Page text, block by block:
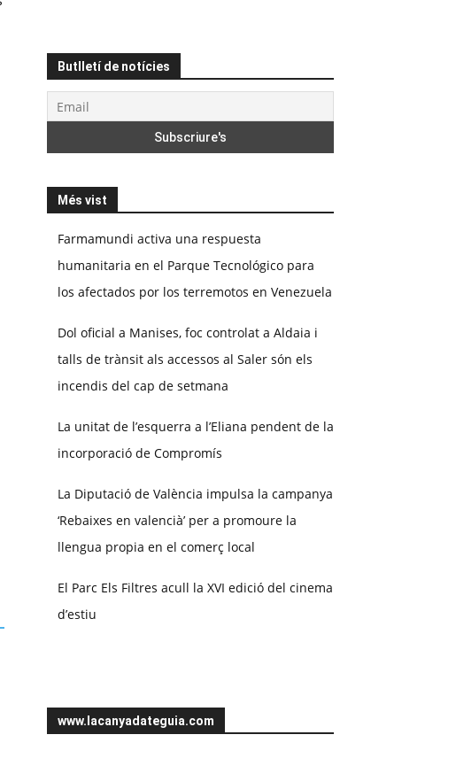
Butlletí de notícies
Més vist
Farmamundi activa una respuesta
humanitaria en el Parque Tecnológico para
los afectados por los terremotos en Venezuela
Dol oficial a Manises, foc controlat a Aldaia i
talls de trànsit als accessos al Saler són els
incendis del cap de setmana
La unitat de l’esquerra a l’Eliana pendent de la
incorporació de Compromís
La Diputació de València impulsa la campanya
‘Rebaixes en valencià’ per a promoure la
llengua propia en el comerç local
El Parc Els Filtres acull la XVI edició del cinema
d’estiu
www.lacanyadateguia.com